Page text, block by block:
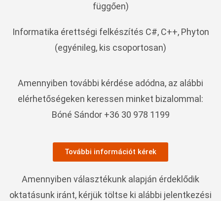
függően)
Informatika érettségi felkészítés C#, C++, Phyton
(egyénileg, kis csoportosan)
Amennyiben további kérdése adódna, az alábbi
elérhetőségeken keressen minket bizalommal:
Bóné Sándor +36 30 978 1199
További információt kérek
Amennyiben választékunk alapján érdeklődik
oktatásunk iránt, kérjük töltse ki alábbi jelentkezési